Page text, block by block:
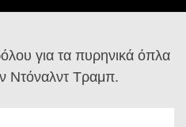
για τα πυρηνικά όπλα
Ντόναλντ Τραμπ.